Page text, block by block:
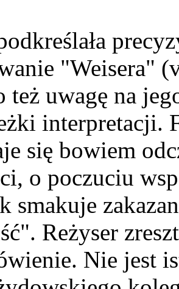
"Weisera"
też uwagę na
interpretacji.
się bowiem
o poczuciu
smakuje
Reżyser
Nie jest